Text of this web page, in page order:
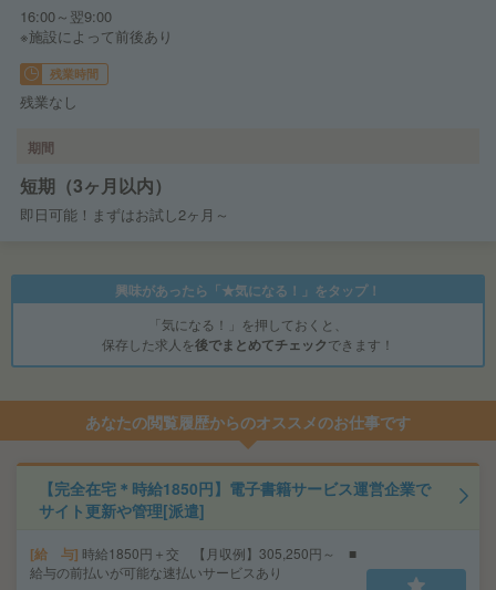
16:00～翌9:00
※施設によって前後あり
残業時間
残業なし
期間
短期（3ヶ月以内）
即日可能！まずはお試し2ヶ月～
興味があったら「★気になる！」をタップ！
「気になる！」を押しておくと、
保存した求人を後でまとめてチェックできます！
あなたの閲覧履歴からのオススメのお仕事です
【完全在宅＊時給1850円】電子書籍サービス運営企業で
サイト更新や管理[派遣]
給 与 時給1850円＋交 【月収例】305,250円～ ■
給与の前払いが可能な速払いサービスあり